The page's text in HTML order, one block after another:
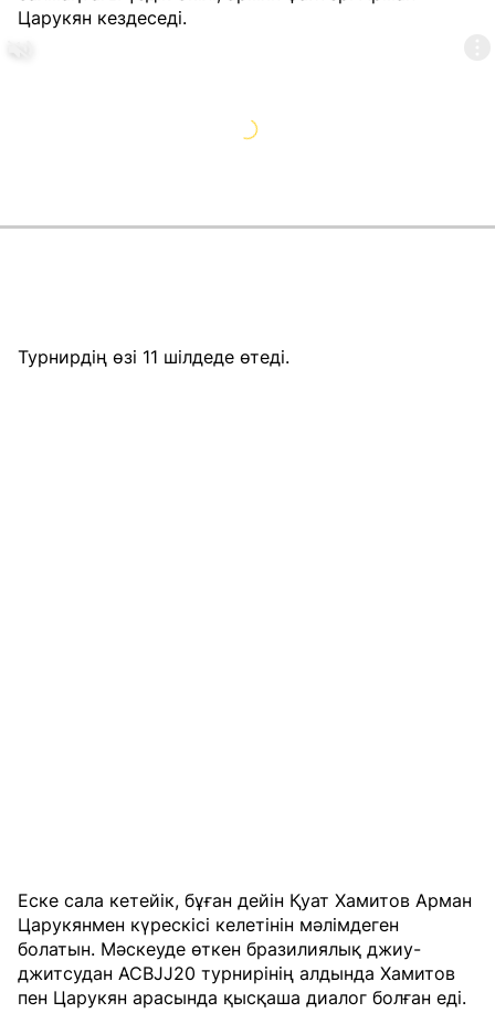
Царукян кездеседі.
Турнирдің өзі 11 шілдеде өтеді.
Еске сала кетейік, бұған дейін Қуат Хамитов Арман
Царукянмен күрескісі келетінін мәлімдеген
болатын. Мәскеуде өткен бразилиялық джиу-
джитсудан ACBJJ20 турнирінің алдында Хамитов
пен Царукян арасында қысқаша диалог болған еді.